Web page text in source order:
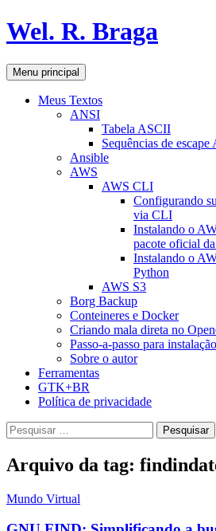
Pular
para
conteúdo
Wel. R. Braga
Pesquisar
Menu principal
Meus Textos
ANSI
Tabela ASCII
Sequências de
Ansible
AWS
AWS CLI
Configurando
via CLI
Instalando o
pacote oficial
Instalando o
Python
AWS S3
Borg Backup
Conteineres e Docker
Criando mala direta no
Passo-a-passo para
Sobre o autor
Ferramentas
GTK+BR
Política de privacidade
Pesquisar
por:
Arquivo da tag:
Mundo Virtual